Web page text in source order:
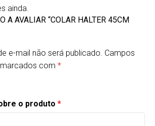
ainda.
A AVALIAR “COLAR HALTER 45CM
e-mail não será publicado. Campos
com *
o produto *